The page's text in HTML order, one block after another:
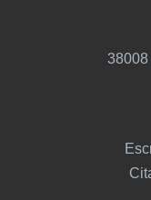
38008